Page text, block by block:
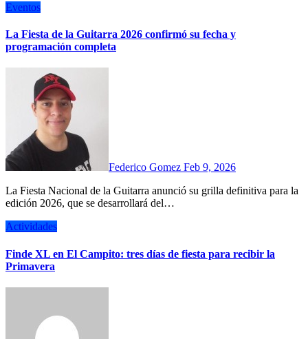
Eventos
La Fiesta de la Guitarra 2026 confirmó su fecha y
programación completa
Federico Gomez Feb 9, 2026
La Fiesta Nacional de la Guitarra anunció su grilla definitiva para la
edición 2026, que se desarrollará del…
Actividades
Finde XL en El Campito: tres días de fiesta para recibir la
Primavera